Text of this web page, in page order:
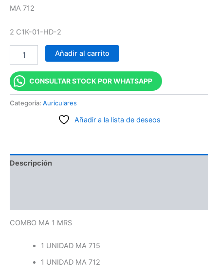
MA 712
2 C1K-01-HD-2
Añadir al carrito
CONSULTAR STOCK POR WHATSAPP
Categoría: Auriculares
Añadir a la lista de deseos
Descripción
COMBO MA 1 MRS
1 UNIDAD MA 715
1 UNIDAD MA 712